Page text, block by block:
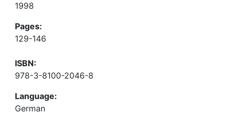
1998
Pages:
129-146
ISBN:
978-3-8100-2046-8
Language:
German